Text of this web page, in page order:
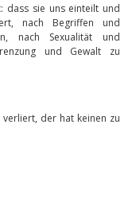
dass sie uns einteilt und
nach Begriffen und
nach Sexualität und
und Gewalt zu
der hat keinen zu